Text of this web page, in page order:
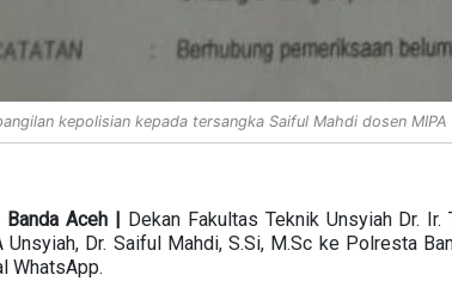
kepolisian kepada tersangka Saiful Mahdi dosen MIPA
Aceh | Dekan Fakultas Teknik Unsyiah Dr.
Unsyiah, Dr. Saiful Mahdi, S.Si, M.Sc ke Polresta
WhatsApp.